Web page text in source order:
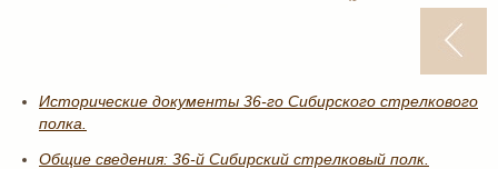
Исторические документы 36-го Сибирского стрелкового
полка.
Общие сведения: 36-й Сибирский стрелковый полк.